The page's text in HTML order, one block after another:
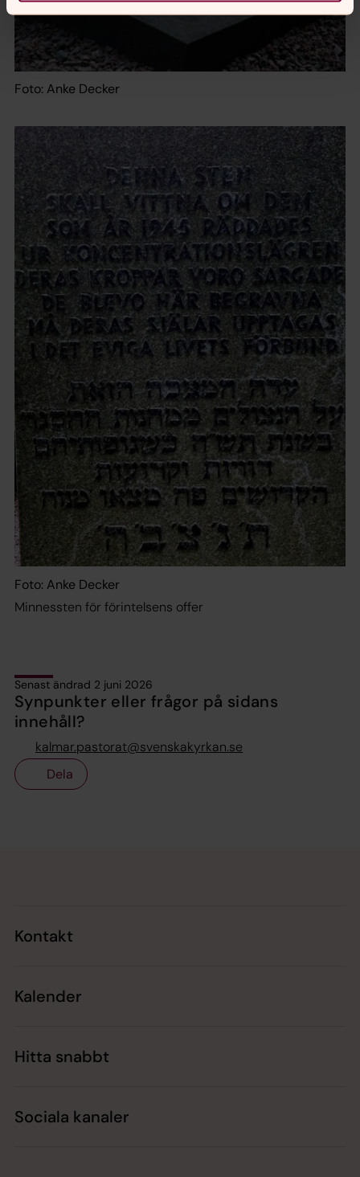
Foto: Anke Decker
Foto: Anke Decker
Minnessten för förintelsens offer
Senast ändrad 2 juni 2026
Synpunkter eller frågor på sidans
innehåll?
kalmar.pastorat@svenskakyrkan.se
Dela
Kontakt
Kalender
Hitta snabbt
Sociala kanaler